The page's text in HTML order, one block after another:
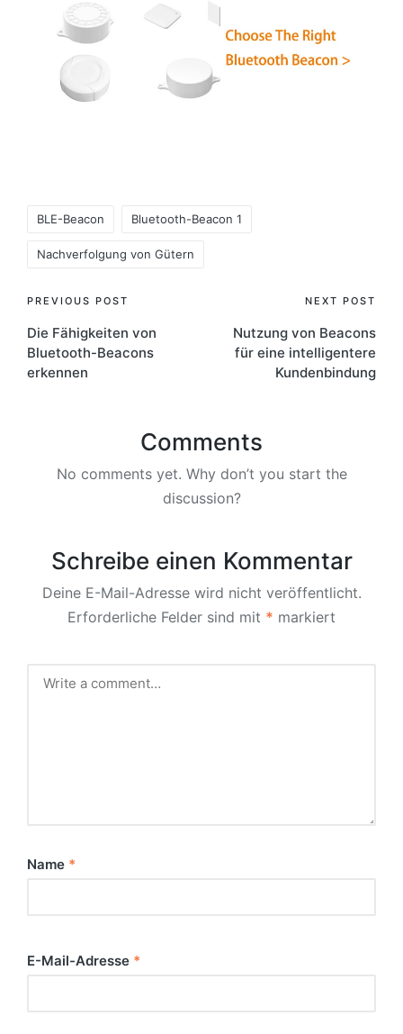
BLE-Beacon Bluetooth-Beacon 1
Nachverfolgung von Gütern
Post
navigation
PREVIOUS POST
Die Fähigkeiten von
Bluetooth-Beacons
erkennen
NEXT POST
Nutzung von Beacons
für eine intelligentere
Kundenbindung
Comments
No comments yet. Why don’t you start the
discussion?
Schreibe einen Kommentar
Deine E-Mail-Adresse wird nicht veröffentlicht.
Erforderliche Felder sind mit * markiert
Name *
E-Mail-Adresse *